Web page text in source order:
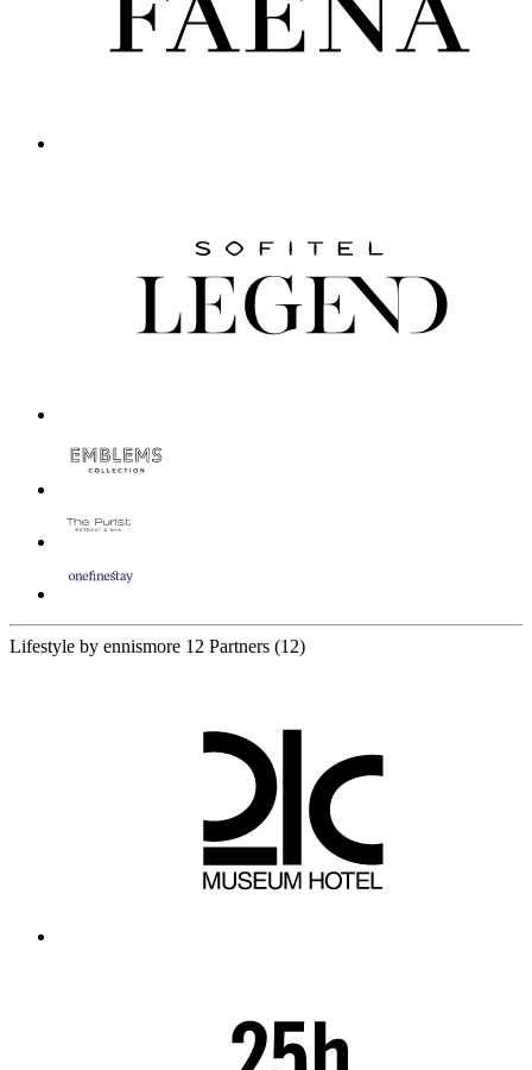
Lifestyle by ennismore 12 Partners (12)